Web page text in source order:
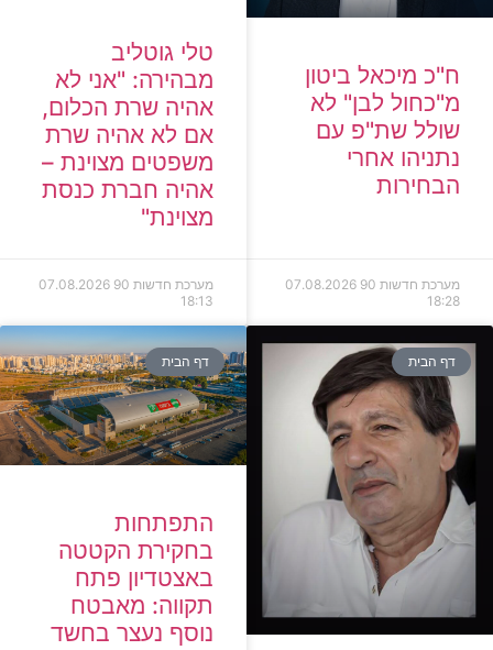
ח"כ מיכאל ביטון
מ"כחול לבן" לא
שולל שת"פ עם
נתניהו אחרי
הבחירות
מערכת חדשות 90
07.08.2026
18:28
טלי גוטליב
מבהירה: "אני לא
אהיה שרת הכלום,
אם לא אהיה שרת
משפטים מצוינת –
אהיה חברת כנסת
מצוינת"
מערכת חדשות 90
07.08.2026
18:13
דף הבית דף הבית
התפתחות
בחקירת הקטטה
באצטדיון פתח
תקווה: מאבטח
נוסף נעצר בחשד